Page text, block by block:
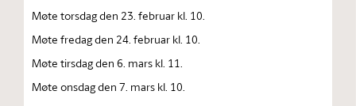
Møte torsdag den 23. februar kl. 10.
Møte fredag den 24. februar kl. 10.
Møte tirsdag den 6. mars kl. 11.
Møte onsdag den 7. mars kl. 10.